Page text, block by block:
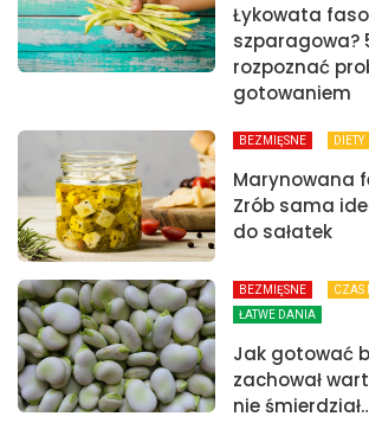
Łykowata
szparagowa?
rozpoznać
gotowaniem
BEZMIĘSNE DIETY
Marynowana
Zrób sama
do sałatek
BEZMIĘSNE
CZAS
ŁATWE DANIA
Jak gotować
zachował
nie